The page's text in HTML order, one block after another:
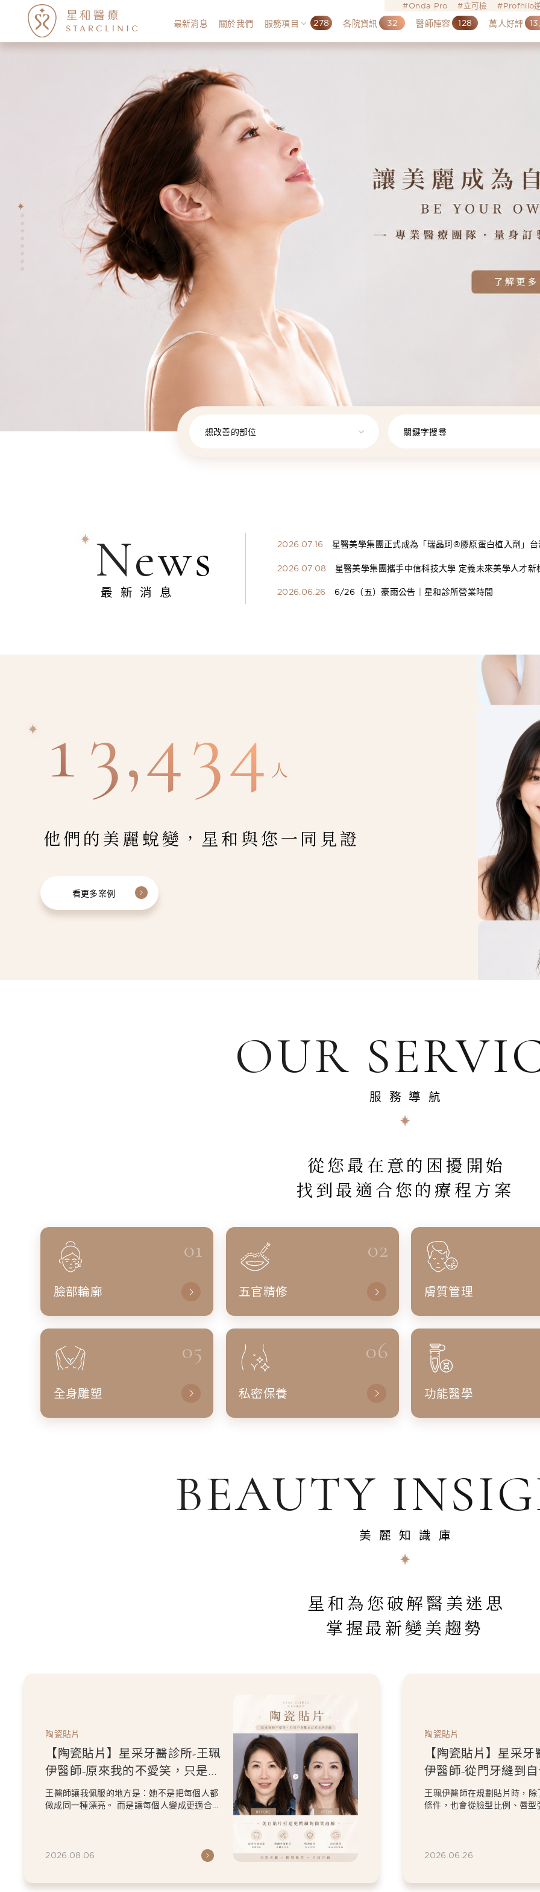
Onda Pro 立可檢 Profhilo
最新消息 關於我們 服務項目 278 各院資訊 32 醫師陣容 128 萬人好評
想改善的部位 關鍵字搜尋
News
最新消息
2026.07.16
星醫美學集團正式成為「瑞晶珂®膠原蛋白植入劑」
2026.07.08
星醫美學集團攜手中信科技大學 定義未來美學人才新
2026.06.26
6/26（五）豪雨公告｜星和診所營業時間
13,434 人
他們的美麗蛻變，星和與您一同見證
看更多案例
OUR
服務導航
從您最在意的困擾開始
找到最適合您的療程方案
01
臉部輪廓
02
五官精修 膚質管理
05
全身雕塑
06
私密保養 功能醫學
BEAUTY
美麗知識庫
星和為您破解醫美迷思
掌握最新變美趨勢
陶瓷貼片
【陶瓷貼片】星采牙醫診所-王珮
伊醫師-原來我的不愛笑，只是不
喜歡自己原本的牙齒
王醫師讓我佩服的地方是：她不是把每個人都
做成同一種漂亮。 而是讓每個人變成更適合自
2026.08.06
陶瓷貼片
【陶瓷貼片】星采
伊醫師-從門牙縫到
白貼片打造更精緻的
王珮伊醫師在規劃貼片時，除
條件，也會從臉型比例、唇型
2026.06.26